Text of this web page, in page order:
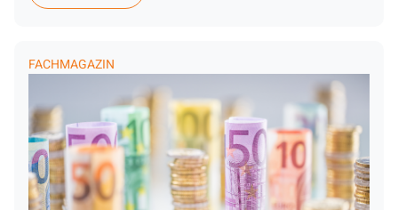
FACHMAGAZIN